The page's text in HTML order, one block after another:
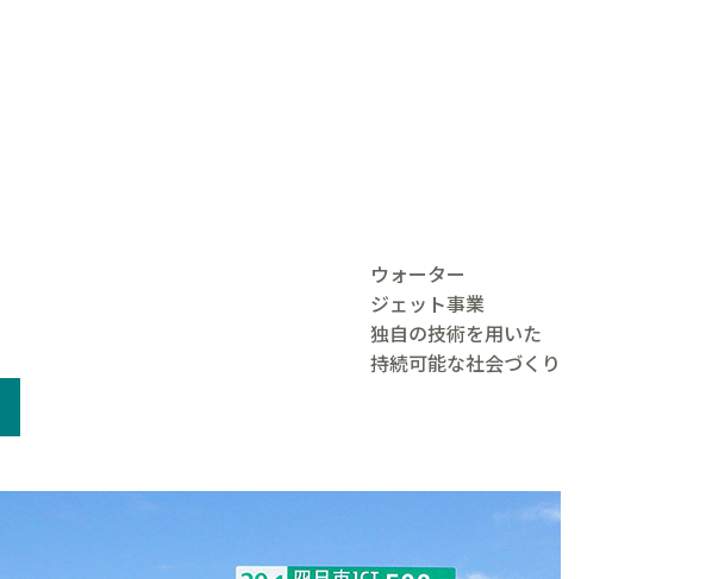
ウォーター
ジェット事業
独自の技術を用いた
持続可能な社会づくり